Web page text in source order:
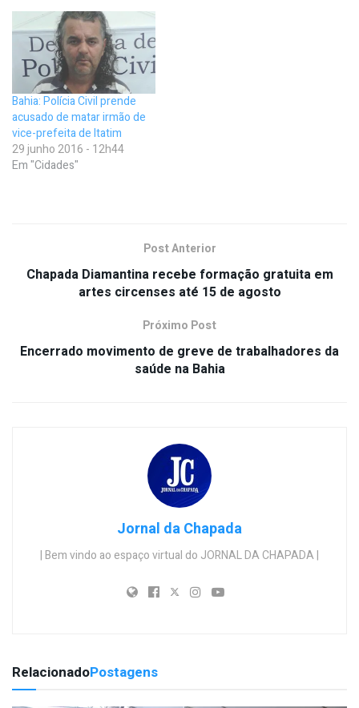
Bahia: Polícia Civil prende
acusado de matar irmão de
vice-prefeita de Itatim
29 junho 2016 - 12h44
Em "Cidades"
Post Anterior
Chapada Diamantina recebe formação gratuita em
artes circenses até 15 de agosto
Próximo Post
Encerrado movimento de greve de trabalhadores da
saúde na Bahia
Jornal da Chapada
| Bem vindo ao espaço virtual do JORNAL DA CHAPADA |
RelacionadoPostagens